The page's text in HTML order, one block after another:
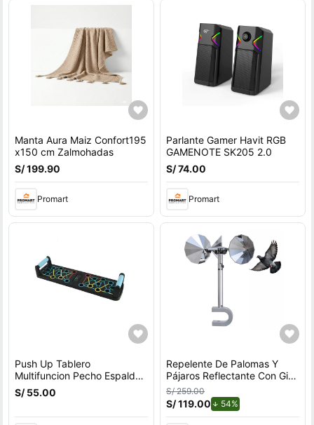
Manta Aura Maiz Confort195
x150 cm Zalmohadas
S/ 199.90
Promart
Parlante Gamer Havit RGB
GAMENOTE SK205 2.0
S/ 74.00
Promart
Push Up Tablero
Multifuncion Pecho Espalda
Hombros Triceps
S/ 55.00
Repelente De Palomas Y
Pájaros Reflectante Con Giro
Por Viento Para Exteriores
Con Soporte en U
S/ 259.00
S/ 119.00 54%de descuento.